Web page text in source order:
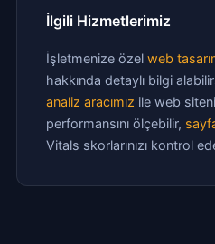
İlgili Hizmetlerimiz
İşletmenize özel web
hakkında detaylı bilgi
analiz aracımız ile web
performansını ölçebilir,
Vitals skorlarınızı kontrol